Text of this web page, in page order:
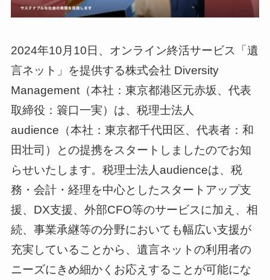
2024年10月10日、オンライン終活サービス「遺
言ネット」を提供する株式会社 Diversity
Management（本社：東京都港区元赤坂、代表
取締役：簑口一実）は、税理士法人
audience（本社：東京都千代田区、代表者：和
田壮司）との提携をスタートしましたのでお知
らせいたします。税理士法人audienceは、税
務・会計・経理を中心としたスタートアップ支
援、DX支援、外部CFO等のサービスに加え、相
続、事業承継等の分野においても幅広い支援が
充実していることから、遺言ネットの利用者の
ニーズにきめ細かくお応えすることが可能にな